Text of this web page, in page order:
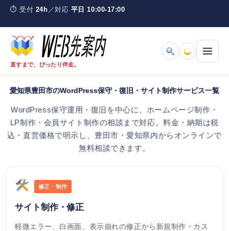
Skip
⏱ 受付 24h ／対応 平日 10:00-17:00
直すまで、ぴったり伴走。
料金とサービスを見る
取引の流れ
ウェブナラとは
愛知県豊田市のWordPress保守・復旧・サイト制作サービス一覧
WordPress保守運用・復旧を中心に、ホームページ制作・
LP制作・会員サイト制作の相談まで対応。料金・納期は税
込・直営価格で明示し、豊田市・愛知県内からオンラインで
無料相談できます。
修正・制作
サイト制作・修正
軽微エラー、白画面、表示崩れの修正から新規制作・カス